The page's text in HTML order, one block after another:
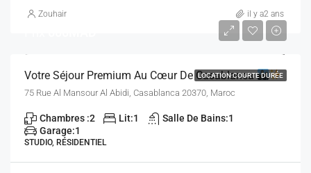
Zouhair il y a2 ans
LOCATION COURTE DURÉE
Votre Séjour Premium Au Cœur De Casablanca
75 Rue Al Mansour Al Abidi, Casablanca 20370, Maroc
Chambres :2 Lit:1 Salle De Bains:1
Garage:1
STUDIO, RÉSIDENTIEL